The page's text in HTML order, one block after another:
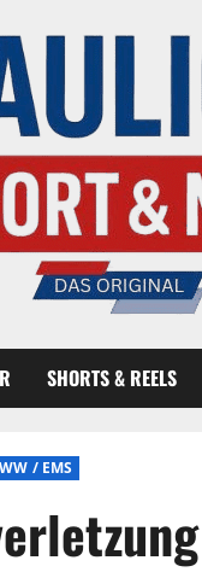
SHORTS & REELS
WW / EMS